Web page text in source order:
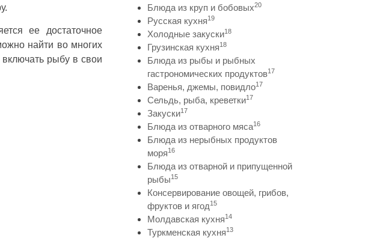
ее достаточное
найти во многих
рыбу в свои
Блюда из круп и бобовых20
Русская кухня19
Холодные закуски18
Грузинская кухня18
Блюда из рыбы и рыбных
гастрономических продуктов17
Варенья, джемы, повидло17
Сельдь, рыба, креветки17
Закуски17
Блюда из отварного мяса16
Блюда из нерыбных продуктов
моря16
Блюда из отварной и припущенной
рыбы15
Консервирование овощей, грибов,
фруктов и ягод15
Молдавская кухня14
Туркменская кухня13